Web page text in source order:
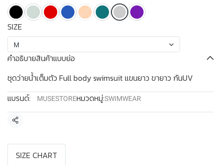
SIZE
M
คำอธิบายสินค้าแบบย่อ
ชุดว่ายน้ำเต็มตัว Full body swimsuit แขนยาว ขายาว กันUV
แบรนด์:
MUSESTOREหมวดหมู่:SWIMWEAR
แชร์
SIZE CHART